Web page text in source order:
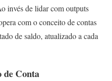
invés de lidar com outputs
com o conceito de contas
de saldo, atualizado a cada
de Conta